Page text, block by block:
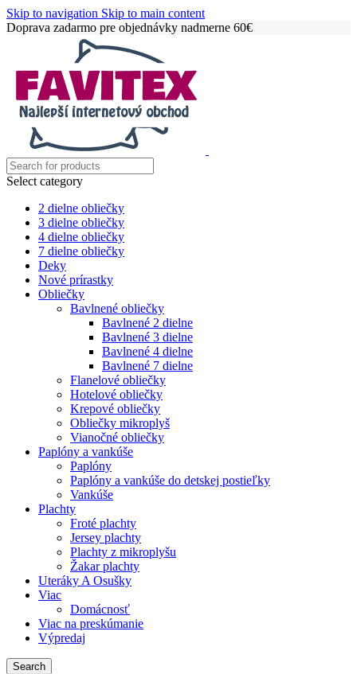
Skip to navigation Skip to main content
Doprava zadarmo pre objednávky nadmerne 60€
Select category
2 dielne obliečky
3 dielne obliečky
4 dielne obliečky
7 dielne obliečky
Deky
Nové prírastky
Obliečky
Bavlnené obliečky
Bavlnené 2 dielne
Bavlnené 3 dielne
Bavlnené 4 dielne
Bavlnené 7 dielne
Flanelové obliečky
Hotelové obliečky
Krepové obliečky
Obliečky mikroplyš
Vianočné obliečky
Paplóny a vankúše
Paplóny
Paplóny a vankúše do detskej postieľky
Vankúše
Plachty
Froté plachty
Jersey plachty
Plachty z mikroplyšu
Žakar plachty
Uteráky A Osušky
Viac
Domácnosť
Viac na preskúmanie
Výpredaj
Search